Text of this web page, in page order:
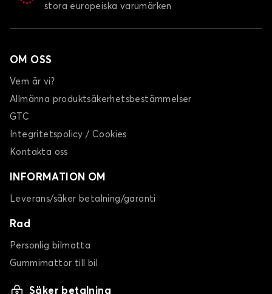
stora europeiska varumärken
OM OSS
Vem är vi?
Allmänna produktsäkerhetsbestämmelser
GTC
Integritetspolicy / Cookies
Kontakta oss
INFORMATION OM
Leverans/säker betalning/garanti
Rad
Personlig bilmatta
Gummimattor till bil
Säker betalning